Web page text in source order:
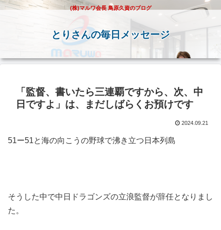
(株)マルワ会長 鳥原久資のブログ
とりさんの毎日メッセージ
「監督、書いたら三連覇ですから、次、中
日ですよ」は、まだしばらくお預けです
2024.09.21
51ー51と海の向こうの野球で沸き立つ日本列島
そうした中で中日ドラゴンズの立浪監督が辞任となりまし
た。